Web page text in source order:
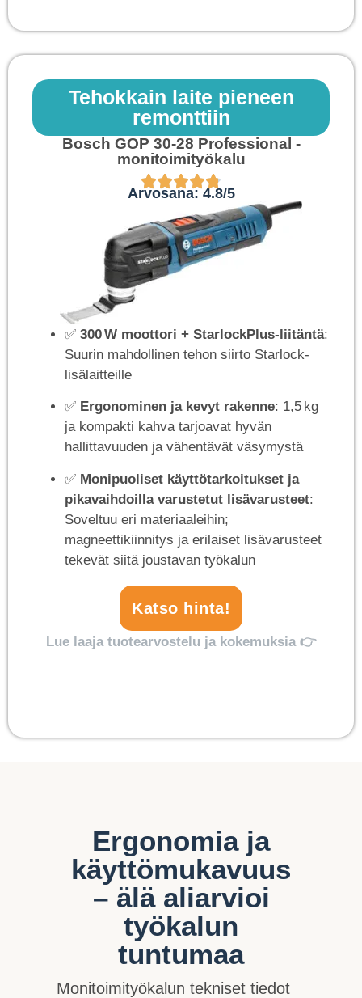
Tehokkain laite pieneen
remonttiin
Bosch GOP 30-28 Professional -
monitoimityökalu
Arvosana: 4.8/5
✅ 300 W moottori + StarlockPlus‑liitäntä:
Suurin mahdollinen tehon siirto Starlock-
lisälaitteille
✅ Ergonominen ja kevyt rakenne: 1,5 kg
ja kompakti kahva tarjoavat hyvän
hallittavuuden ja vähentävät väsymystä
✅ Monipuoliset käyttötarkoitukset ja
pikavaihdoilla varustetut lisävarusteet:
Soveltuu eri materiaaleihin;
magneettikiinnitys ja erilaiset lisävarusteet
tekevät siitä joustavan työkalun
Katso hinta!
Lue laaja tuotearvostelu ja kokemuksia 👉
Ergonomia ja
käyttömukavuus
– älä aliarvioi
työkalun
tuntumaa
Monitoimityökalun tekniset tiedot